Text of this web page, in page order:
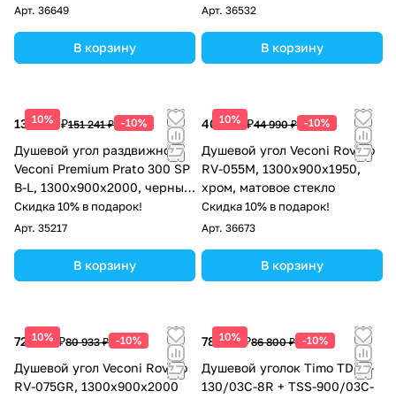
Арт. 36649
В корзину
Арт. 36532
В корзину
10%
136 117 ₽151 241 ₽ -10%
Душевой угол раздвижной
Veconi Premium Prato 300 SP
B-L, 1300х900x2000, черный
матовый, стекло прозрачное
Скидка 10% в подарок!
Арт. 35217
В корзину
10%
40 491 ₽44 990 ₽ -10%
Душевой угол Veconi Rovigo
RV-055M, 1300х900х1950,
хром, матовое стекло
Скидка 10% в подарок!
Арт. 36673
В корзину
10%
72 840 ₽80 933 ₽ -10%
Душевой угол Veconi Rovigo
RV-075GR, 1300х900х2000
10%
78 120 ₽86 800 ₽ -10%
Душевой уголок Timo TDSS-
130/03C-8R + TSS-900/03C-